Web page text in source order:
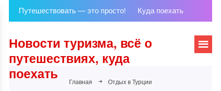
Путешествовать — это просто! Куда поехать
Новости туризма, всё о
путешествиях, куда
поехать
Главная Отдых в Турции